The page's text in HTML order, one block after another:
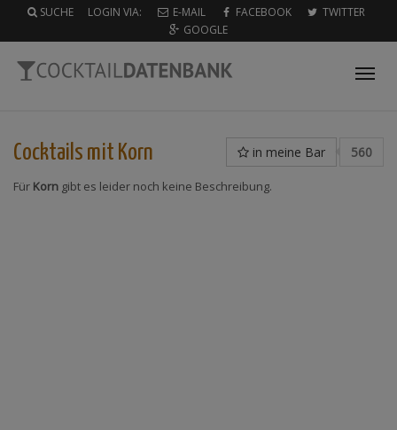
SUCHE LOGIN VIA: E-MAIL FACEBOOK
TWITTER
GOOGLE
in meine Bar 560
Cocktails mit Korn
Für Korn gibt es leider noch keine Beschreibung.